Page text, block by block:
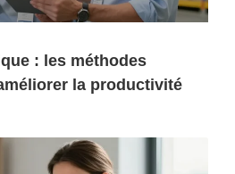
: les méthodes
la productivité